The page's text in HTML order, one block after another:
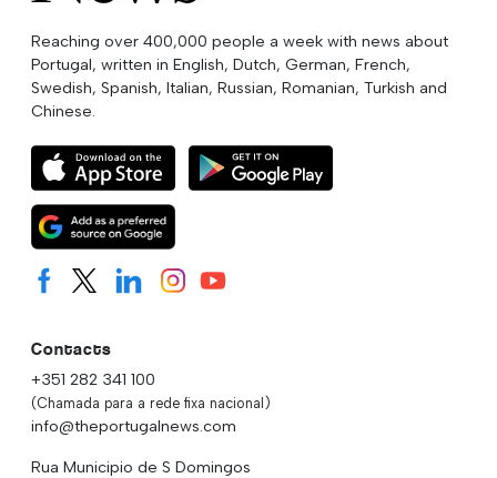
Reaching over 400,000 people a week with news about
Portugal, written in English, Dutch, German, French,
Swedish, Spanish, Italian, Russian, Romanian, Turkish and
Chinese.
Contacts
+351 282 341 100
(Chamada para a rede fixa nacional)
info@theportugalnews.com
Rua Municipio de S Domingos